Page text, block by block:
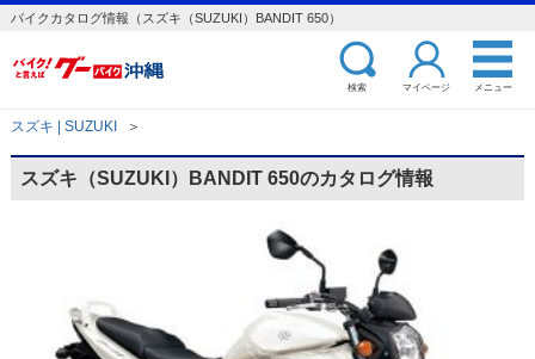
バイクカタログ情報（スズキ（SUZUKI）BANDIT 650）
検索 マイページ メニュー
スズキ | SUZUKI ＞
スズキ（SUZUKI）BANDIT 650のカタログ情報